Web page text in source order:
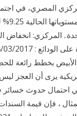
قرر البنك المركزي
المركزي: انخفاض التضخم
يرى أن العجز
حدوث خسائر في
، فإن قيمة